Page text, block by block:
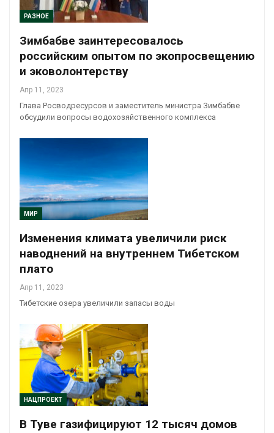
РАЗНОЕ
Зимбабве заинтересовалось
российским опытом по экопросвещению
и эковолонтерству
Апр 11, 2023
Глава Росводресурсов и заместитель министра Зимбабве
обсудили вопросы водохозяйственного комплекса
МИР
Изменения климата увеличили риск
наводнений на внутреннем Тибетском
плато
Апр 11, 2023
Тибетские озера увеличили запасы воды
НАЦПРОЕКТ
В Туве газифицируют 12 тысяч домов